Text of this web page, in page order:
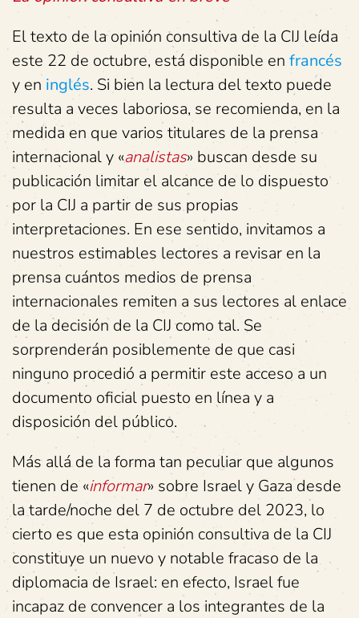
El texto de la opinión consultiva de la CIJ leída
este 22 de octubre, está disponible en francés
y en inglés. Si bien la lectura del texto puede
resulta a veces laboriosa, se recomienda, en la
medida en que varios titulares de la prensa
internacional y «analistas» buscan desde su
publicación limitar el alcance de lo dispuesto
por la CIJ a partir de sus propias
interpretaciones. En ese sentido, invitamos a
nuestros estimables lectores a revisar en la
prensa cuántos medios de prensa
internacionales remiten a sus lectores al enlace
de la decisión de la CIJ como tal. Se
sorprenderán posiblemente de que casi
ninguno procedió a permitir este acceso a un
documento oficial puesto en línea y a
disposición del público.
Más allá de la forma tan peculiar que algunos
tienen de «informar» sobre Israel y Gaza desde
la tarde/noche del 7 de octubre del 2023, lo
cierto es que esta opinión consultiva de la CIJ
constituye un nuevo y notable fracaso de la
diplomacia de Israel: en efecto, Israel fue
incapaz de convencer a los integrantes de la